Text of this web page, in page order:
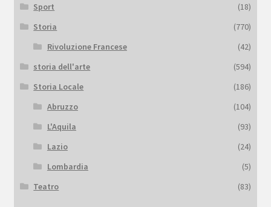
Sport
(18)
Storia
(770)
Rivoluzione Francese
(42)
storia dell'arte
(594)
Storia Locale
(186)
Abruzzo
(104)
L'Aquila
(93)
Lazio
(24)
Lombardia
(5)
Teatro
(83)